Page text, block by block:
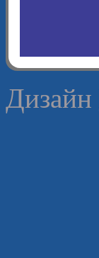
0:00
Дизайн